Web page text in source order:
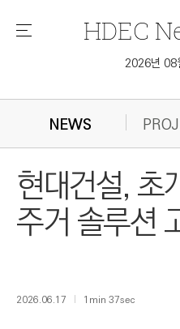
메
HDEC
2026년 08
NEWS
현대건설, 초
주거 솔루션
2026.06.17 1min 37sec